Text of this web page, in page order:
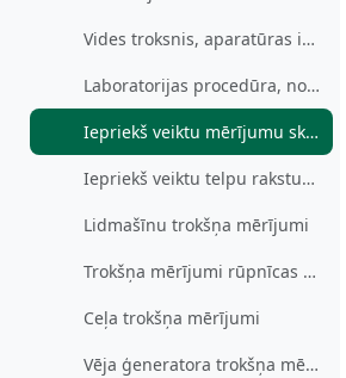
Vides troksnis, aparatūras iestatījumi un mērījumu veikšanas animācija, darbs ar trokšņa mēru
Laboratorijas procedūra, nomērīto trokšņa datu translēšanas animācija uz vides trokšņa apstrādes programmu
Iepriekš veiktu mērījumu skaņas izolācijas rezultātu apstrādes animācija
Iepriekš veiktu telpu raksturojošo akustisko parametru mērījumu rezultātu apstrādes animācija
Lidmašīnu trokšņa mērījumi
Trokšņa mērījumi rūpnīcas telpās
Ceļa trokšņa mērījumi
Vēja ģeneratora trokšņa mērījumi